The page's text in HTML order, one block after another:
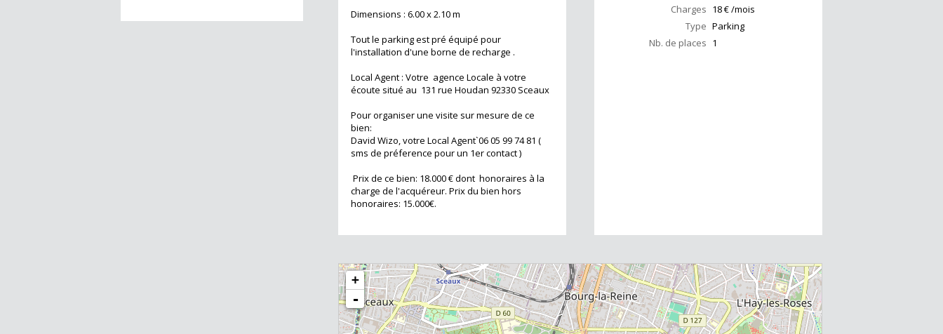
Dimensions : 6.00 x 2.10 m
Tout le parking est pré équipé pour
l'installation d'une borne de recharge .
Local Agent : Votre agence Locale à votre
écoute situé au 131 rue Houdan 92330 Sceaux
Pour organiser une visite sur mesure de ce
bien:
David Wizo, votre Local Agent`06 05 99 74 81 (
sms de préference pour un 1er contact )
Prix de ce bien: 18.000 € dont honoraires à la
charge de l'acquéreur. Prix du bien hors
honoraires: 15.000€.
Charges 18 € /mois
Type Parking
Nb. de places 1
+
-